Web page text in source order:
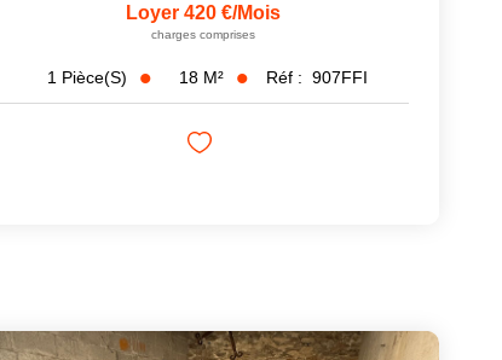
Loyer 420 €/mois
charges comprises
1 Pièce(s) 18 M² Réf : 907FFI